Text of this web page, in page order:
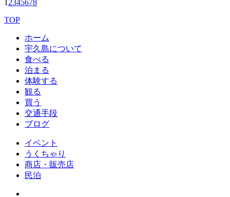
1 2345678
TOP
ホーム
宇久島について
食べる
泊まる
体験する
観る
買う
交通手段
ブログ
イベント
うくちゃり
商店・販売店
民泊